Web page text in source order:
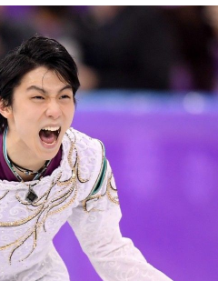
児島で3月に死去し...
もっと見る